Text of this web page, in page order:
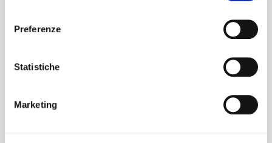
Preferenze
Statistiche
Marketing